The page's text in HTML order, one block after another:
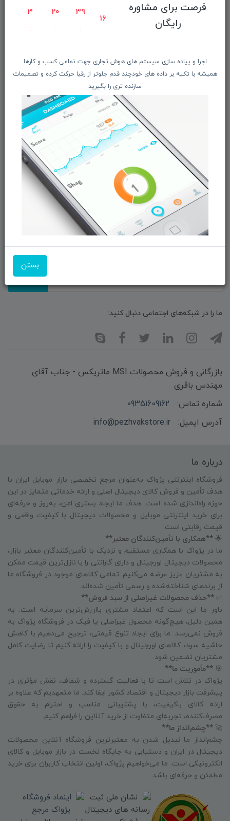
فرصت برای مشاوره
رایگان
3 20 39
16
اجرا و پیاده سازی سیستم های هوش تجاری جهت تمامی کسب و کارها
همیشه با تکیه بر داده های خودچند قدم جلوتر از رقبا حرکت کرده و تصمیمات
سازنده تری را بگیرید
بستن
شگفت انگیزان منتخب
پیشنهـاد شگفت انگیز
دسترسی سریع
حــــریم خصوصـی
ویتریــن فروشگـــاه
درباره ما بیشتر بدانید
اخبار فناوری اطلاعات
پیگیری مرسوله پستی
دعوت به همکاری
ما را در شبکه‌های اجتماعی دنبال کنید:
بازرگانی و فروش محصولات MSI ماتریکس - جناب آقای
مهندس باقری
شماره تماس:
09351609162
آدرس ایمیل:
info@pezhvakstore.ir
درباره ما
فروشگاه اینترنتی پژواک به‌عنوان مرجع تخصصی بازار موبایل ایران با
هدف تأمین و فروش کالای دیجیتال اصلی و ارائه خدماتی متمایز در این
حوزه راه‌اندازی شده است. هدف ما ایجاد بستری امن، به‌روز و حرفه‌ای
برای خرید اینترنتی موبایل و محصولات دیجیتال با کیفیت واقعی و
قیمت رقابتی است.
🌟 **همکاری با تأمین‌کنندگان معتبر**
ما در پژواک با همکاری مستقیم و نزدیک با تأمین‌کنندگان معتبر بازار،
محصولات دیجیتال اورجینال و دارای گارانتی را با نازل‌ترین قیمت ممکن
به مشتریان عزیز عرضه می‌کنیم. تمامی کالاهای موجود در فروشگاه ما
از برندهای شناخته‌شده و رسمی تأمین شده‌اند.
✅ **حذف محصولات غیراصلی از سبد فروش**
باور ما این است که اعتماد مشتری باارزش‌ترین سرمایه است. به
همین دلیل، هیچ‌گونه محصول غیراصلی یا فیک در فروشگاه پژواک به
فروش نمی‌رسد. ما برای ایجاد تنوع قیمتی، ترجیح می‌دهیم با کاهش
حاشیه سود، کالاهای اورجینال و با کیفیت را ارائه کنیم تا رضایت کامل
مشتریان تضمین شود.
🎯 **مأموریت ما**
پژواک در تلاش است تا با فعالیت گسترده و شفاف، نقش مؤثری در
پیشرفت بازار دیجیتال و اقتصاد کشور ایفا کند. ما متعهدیم که علاوه بر
ارائه کالای باکیفیت، با پشتیبانی مناسب و احترام به حقوق
مصرف‌کننده، تجربه‌ای متفاوت از خرید آنلاین را فراهم کنیم.
🚀 **چشم‌انداز ما**
چشم‌انداز ما تبدیل شدن به معتبرترین فروشگاه آنلاین محصولات
دیجیتال در ایران و دستیابی به جایگاه نخست در بازار موبایل و کالای
الکترونیکی است. ما می‌خواهیم پژواک، اولین انتخاب کاربران برای خرید
مطمئن و حرفه‌ای باشد.